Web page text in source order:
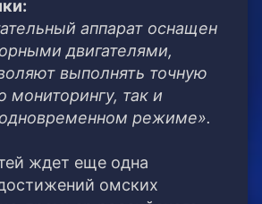
аппарат оснащен
двигателями,
выполнять точную
мониторингу, так и
режиме».
ждет еще одна
омских